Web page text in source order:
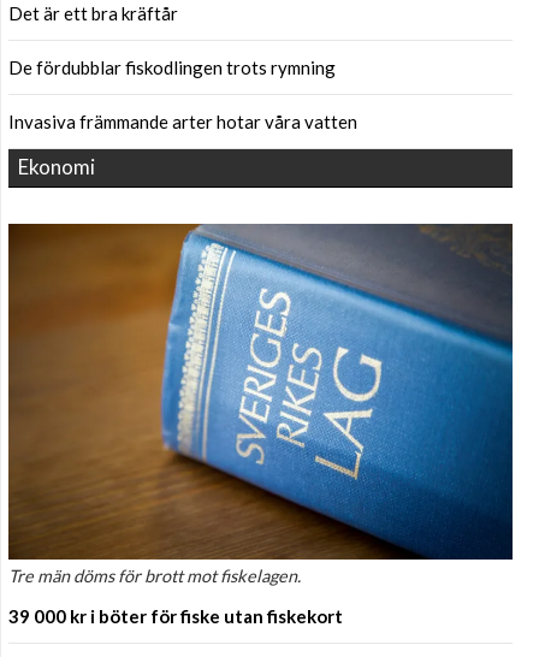
Det är ett bra kräftår
De fördubblar fiskodlingen trots rymning
Invasiva främmande arter hotar våra vatten
Ekonomi
Tre män döms för brott mot fiskelagen.
39 000 kr i böter för fiske utan fiskekort